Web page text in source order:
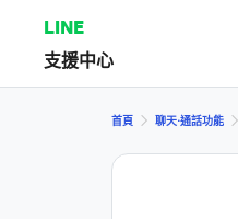
LINE
支援中心
首頁 聊天⋅通話功能